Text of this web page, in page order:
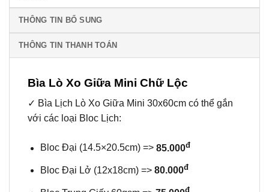
THÔNG TIN BỔ SUNG
THÔNG TIN THANH TOÁN
Bìa Lò Xo Giữa Mini Chữ Lộc
✓ Bìa Lịch Lò Xo Giữa Mini 30x60cm có thể gắn
với các loại Bloc Lịch:
Bloc Đại (14.5×20.5cm) => 85.000đ
Bloc Đại Lở (12x18cm) => 80.000đ
đ